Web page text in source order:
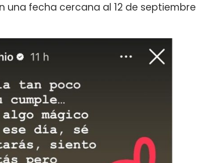
fecha cercana al 12 de septiembre